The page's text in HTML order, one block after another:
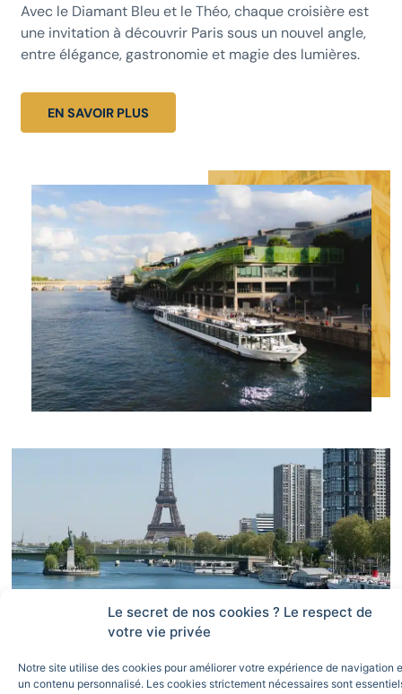
Le secret de nos cookies ? Le respect de
votre vie privée
Notre site utilise des cookies pour améliorer votre expérience de navigation
un contenu personnalisé. Les cookies strictement nécessaires sont
Avec le Diamant Bleu et le Théo, chaque croisière est
une invitation à découvrir Paris sous un nouvel angle,
entre élégance, gastronomie et magie des lumières.
EN SAVOIR PLUS